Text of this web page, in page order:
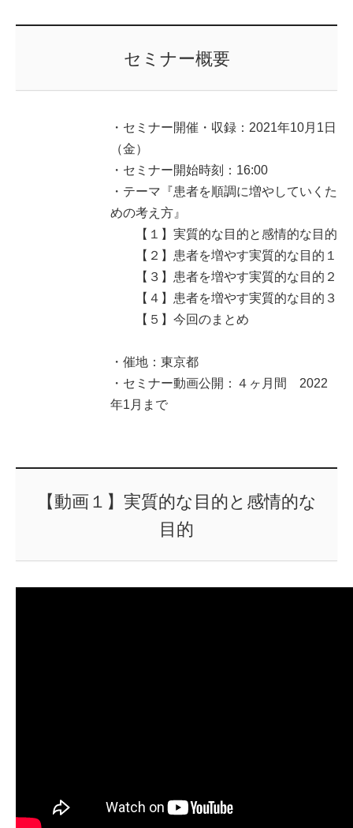
セミナー概要
・セミナー開催・収録：2021年10月1日
（金）
・セミナー開始時刻：16:00
・テーマ『患者を順調に増やしていくた
めの考え方』
【１】実質的な目的と感情的な目的
【２】患者を増やす実質的な目的１
【３】患者を増やす実質的な目的２
【４】患者を増やす実質的な目的３
【５】今回のまとめ
・催地：東京都
・セミナー動画公開：４ヶ月間 2022
年1月まで
【動画１】実質的な目的と感情的な
目的